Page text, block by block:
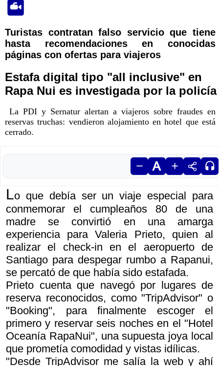
Turistas contratan falso servicio que tiene
hasta recomendaciones en conocidas
páginas con ofertas para viajeros
Estafa digital tipo "all inclusive" en
Rapa Nui es investigada por la policía
La PDI y Sernatur alertan a viajeros sobre fraudes en
reservas truchas: vendieron alojamiento en hotel que está
cerrado.
Lo que debía ser un viaje especial para
conmemorar el cumpleaños 80 de una
madre se convirtió en una amarga
experiencia para Valeria Prieto, quien al
realizar el check-in en el aeropuerto de
Santiago para despegar rumbo a Rapanui,
se percató de que había sido estafada.
Prieto cuenta que navegó por lugares de
reserva reconocidos, como "TripAdvisor" o
"Booking", para finalmente escoger el
primero y reservar seis noches en el "Hotel
Oceanía RapaNui", una supuesta joya local
que prometía comodidad y vistas idílicas.
"Desde TripAdvisor me salía la web y ahí